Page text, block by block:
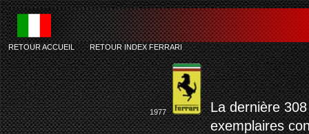
RETOUR ACCUEIL-RETOUR INDEX FERRARI
1977
La dernière
exemplaires